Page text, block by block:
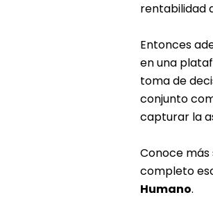
rentabilidad
Entonces
en una
toma de
conjunto
capturar la
Conoce
completo
Humano.